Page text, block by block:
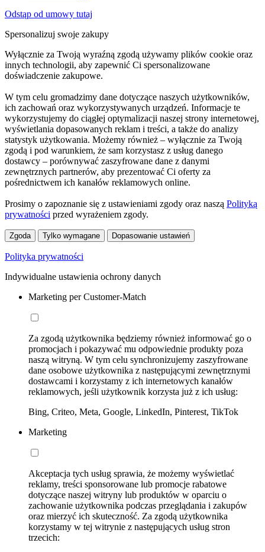
Odstąp od umowy tutaj
Spersonalizuj swoje zakupy
Wyłącznie za Twoją wyraźną zgodą używamy plików cookie oraz
innych technologii, aby zapewnić Ci spersonalizowane
doświadczenie zakupowe.
W tym celu gromadzimy dane dotyczące naszych użytkowników,
ich zachowań oraz wykorzystywanych urządzeń. Informacje te
wykorzystujemy do ciągłej optymalizacji naszej strony internetowej,
wyświetlania dopasowanych reklam i treści, a także do analizy
statystyk użytkowania. Możemy również – wyłącznie za Twoją
zgodą i pod warunkiem, że sam korzystasz z usług danego
dostawcy – porównywać zaszyfrowane dane z danymi
zewnętrznych partnerów, aby prezentować Ci oferty za
pośrednictwem ich kanałów reklamowych online.
Prosimy o zapoznanie się z ustawieniami zgody oraz naszą Polityką
prywatności przed wyrażeniem zgody.
Zgoda Tylko wymagane Dopasowanie ustawień
Polityka prywatności
Indywidualne ustawienia ochrony danych
Marketing per Customer-Match
Za zgodą użytkownika będziemy również informować go o
promocjach i pokazywać mu odpowiednie produkty poza
naszą witryną. W tym celu synchronizujemy zaszyfrowane
dane osobowe użytkownika z następującymi zewnętrznymi
dostawcami i korzystamy z ich internetowych kanałów
reklamowych, jeśli użytkownik korzysta już z ich usług:
Bing, Criteo, Meta, Google, LinkedIn, Pinterest, TikTok
Marketing
Akceptacja tych usług sprawia, że możemy wyświetlać
reklamy, treści sponsorowane lub promocje rabatowe
dotyczące naszej witryny lub produktów w oparciu o
zachowanie użytkownika podczas przeglądania i zakupów
oraz mierzyć ich skuteczność. Za zgodą użytkownika
korzystamy w tej witrynie z następujących usług stron
trzecich: